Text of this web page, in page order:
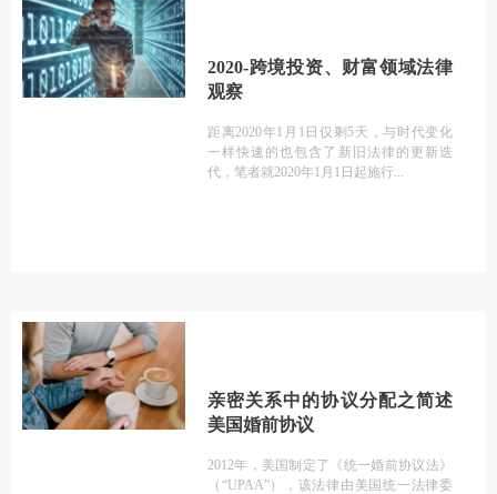
2020-跨境投资、财富领域法律
观察
距离2020年1月1日仅剩5天，与时代变化
一样快速的也包含了新旧法律的更新迭
代，笔者就2020年1月1日起施行
亲密关系中的协议分配之简述
美国婚前协议
2012年，美国制定了《统一婚前协议法》
（“UPAA”），该法律由美国统一法律委